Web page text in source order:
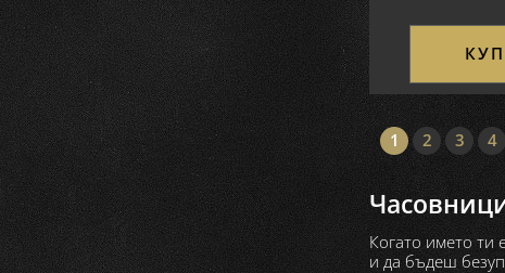
1 2 3 4
Когато името ти
и да бъдеш